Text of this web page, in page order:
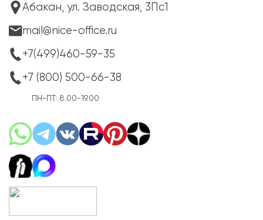
Абакан, ул. Заводская, 3Пс1
mail@nice-office.ru
+7(499)460-59-35
+7 (800) 500-66-38
ПН-ПТ: 8.00-19.00